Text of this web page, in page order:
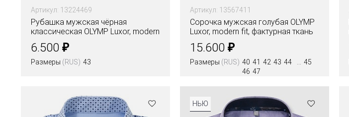
Артикул: 13224469
Рубашка мужская чёрная
классическая OLYMP Luxor, modern
6.500 ₽
Размеры (RUS) 43
Артикул: 13567411
Сорочка мужская голубая OLYMP
Luxor, modern fit, фактурная ткань
15.600 ₽
Размеры (RUS) 40 41 42 43 44
45
46 47
Цвета
НЬЮ